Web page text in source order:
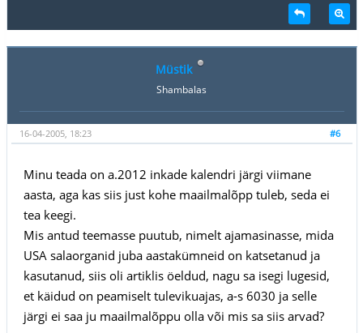
Müstik
Shambalas
#6
16-04-2005, 18:23
Minu teada on a.2012 inkade kalendri järgi viimane
aasta, aga kas siis just kohe maailmalõpp tuleb, seda ei
tea keegi.
Mis antud teemasse puutub, nimelt ajamasinasse, mida
USA salaorganid juba aastakümneid on katsetanud ja
kasutanud, siis oli artiklis öeldud, nagu sa isegi lugesid,
et käidud on peamiselt tulevikuajas, a-s 6030 ja selle
järgi ei saa ju maailmalõppu olla või mis sa siis arvad?